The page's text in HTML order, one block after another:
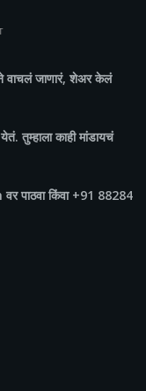
वाचलं जाणारं, शेअर केलं
तुम्हाला काही मांडायचं
पाठवा किंवा +91 88284